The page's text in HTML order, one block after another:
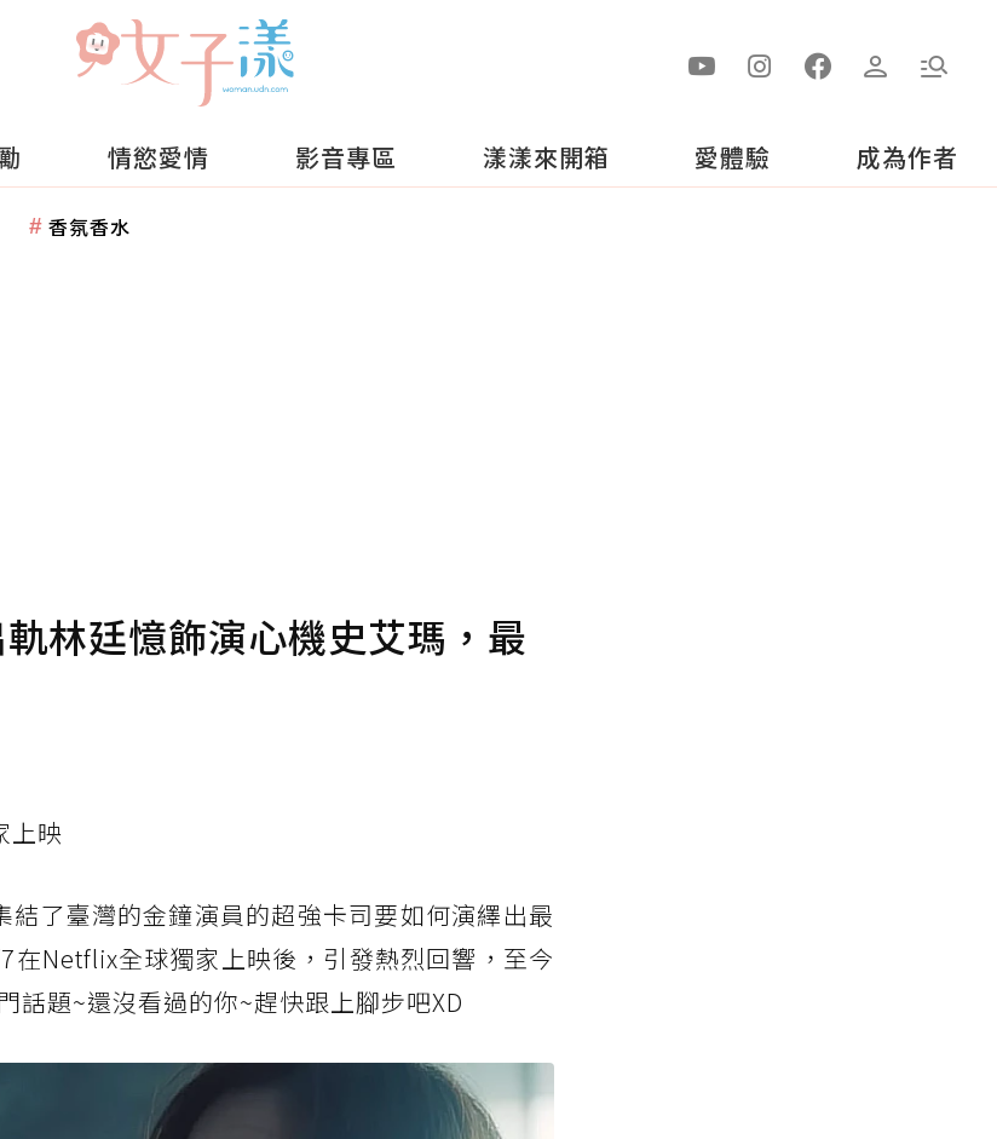
情慾愛情 影音專區 漾漾來開箱 愛體驗 成為作者
香氛香水
林廷憶飾演心機史艾瑪，最
上映
了臺灣的金鐘演員的超強卡司要如何演繹出最
Netflix全球獨家上映後，引發熱烈回響，至今
話題~還沒看過的你~趕快跟上腳步吧XD